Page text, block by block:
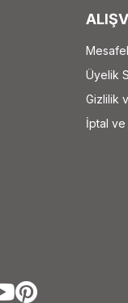
Üyelik
Gizlilik
İptal ve